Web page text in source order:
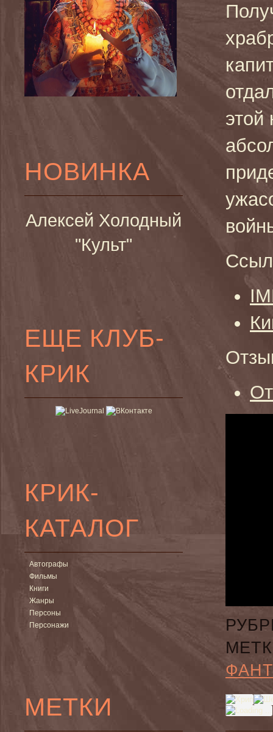
НОВИНКА
Алексей Холодный
"Культ"
ЕЩЕ КЛУБ-
КРИК
КРИК-
КАТАЛОГ
Автографы
Фильмы
Книги
Жанры
Персоны
Персонажи
МЕТКИ
этой